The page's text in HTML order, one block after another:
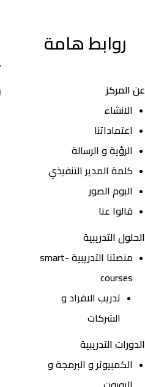
روابط هامة
عن المركز
الانشاء
اعتماداتنا
الرؤية و الرسالة
كلمة المدير التنفيذي
البوم الصور
قالوا عنا
الحلول التدريبية
منصتنا التدريبية smart-
courses
تدريب الافراد و
الشركات
الدورات التدريبية
الكمبيوتر و البرمجة و